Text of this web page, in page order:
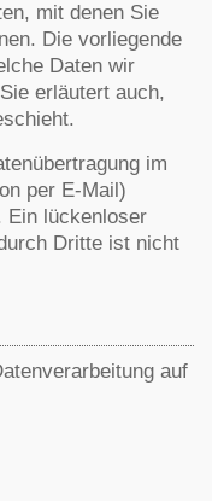
mit denen Sie
Die vorliegende
Daten wir
erläutert auch,
im
per E-Mail)
Ein lückenloser
Dritte ist nicht
auf